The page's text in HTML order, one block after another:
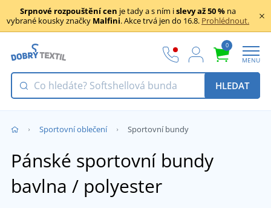
Srpnové rozpouštění cen je tady a s ním islevy až 50 % na
vybrané kousky značky Malfini. Akce trvá jen do 16.8. Prohlédnout.
0
MENU
HLEDAT
Sportovní oblečení Sportovní bundy
Pánské sportovní bundy
bavlna / polyester